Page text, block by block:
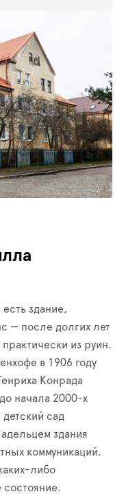
здание,
— после долгих лет
из руин.
в 1906 году
Конрада
начала 2000-х
сад
здания
коммуникаций.
либо
состояние.